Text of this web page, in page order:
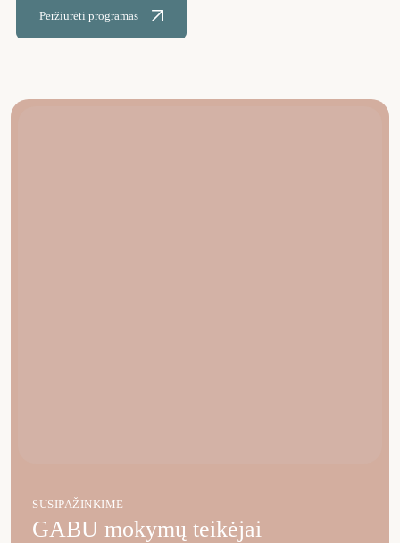
Peržiūrėti programas
SUSIPAŽINKIME
GABU mokymų teikėjai